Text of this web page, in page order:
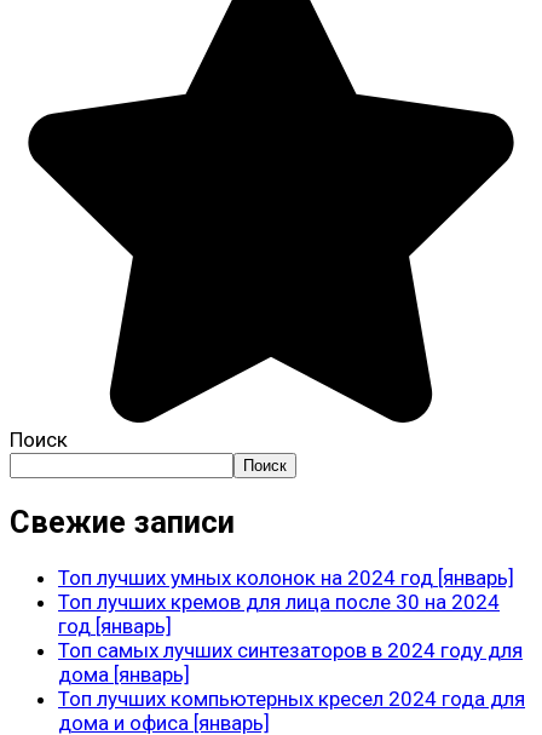
Поиск
Поиск
Свежие записи
Топ лучших умных колонок на 2024 год [январь]
Топ лучших кремов для лица после 30 на 2024
год [январь]
Топ самых лучших синтезаторов в 2024 году для
дома [январь]
Топ лучших компьютерных кресел 2024 года для
дома и офиса [январь]